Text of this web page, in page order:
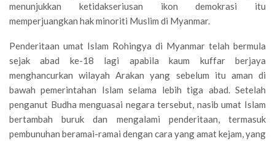
menunjukkan ketidakseriusan ikon demokrasi itu
memperjuangkan hak minoriti Muslim di Myanmar.
Penderitaan umat Islam Rohingya di Myanmar telah bermula
sejak abad ke-18 lagi apabila kaum kuffar berjaya
menghancurkan wilayah Arakan yang sebelum itu aman di
bawah pemerintahan Islam selama lebih tiga abad. Setelah
penganut Budha menguasai negara tersebut, nasib umat Islam
bertambah buruk dan mengalami penderitaan, termasuk
pembunuhan beramai-ramai dengan cara yang amat kejam, yang